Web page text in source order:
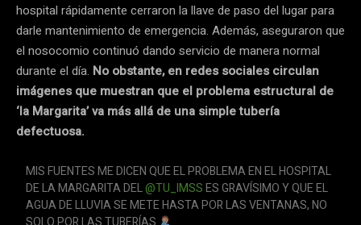
hospital rápidamente cerraron la llave de paso del lugar para
darle mantenimiento de emergencia. Además, aseguraron que
el nosocomio continuó dando servicio de manera normal
durante el día. No obstante, en redes sociales circulan
imágenes que muestran que el problema estructural de
‘la Margarita’ va más allá de una simple tubería
defectuosa.
MIS FUENTES ME DICEN QUE EL PROBLEMA EN EL HOSPITAL
DE LA MARGARITA DEL@TU_IMSSES GRAVÍSIMO Y QUE EL
AGUA DE LLUVIA SE METE HASTA POR LAS VENTANAS, NO